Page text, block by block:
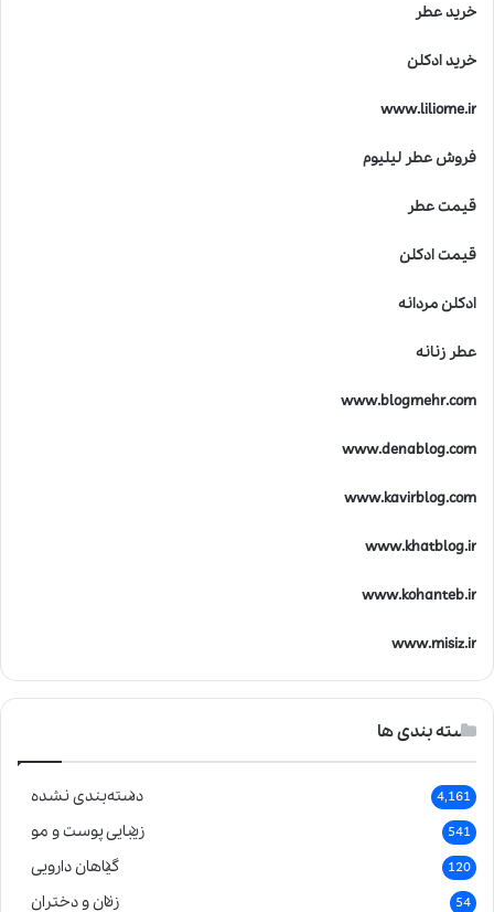
خرید عطر
خرید ادکلن
www.liliome.ir
فروش عطر لیلیوم
قیمت عطر
قیمت ادکلن
ادکلن مردانه
عطر زنانه
www.blogmehr.com
www.denablog.com
www.kavirblog.com
www.khatblog.ir
www.kohanteb.ir
www.misiz.ir
دسته بندی ها
دسته‌بندی نشده 4,161
زیبایی پوست و مو 541
گیاهان دارویی 120
زنان و دختران 54